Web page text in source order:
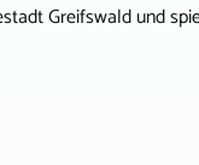
Greifswald und